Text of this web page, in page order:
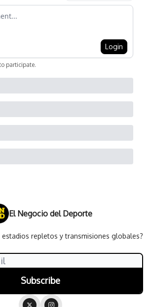
Login
participate.
El Negocio del Deporte
estadios repletos y transmisiones globales?